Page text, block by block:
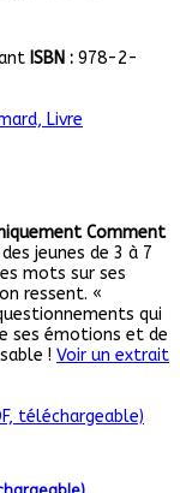
ISBN : 978-2-
Comment
jeunes de 3 à 7
mots sur ses
ressent. «
qui
ses émotions et de
! Voir un extrait